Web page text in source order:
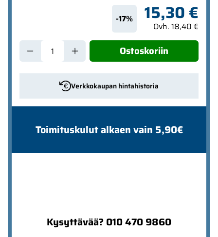
-17% 15,30 €
Ovh. 18,40 €
Ostoskoriin
Verkkokaupan hintahistoria
Toimituskulut alkaen vain 5,90€
Kysyttävää? 010 470 9860